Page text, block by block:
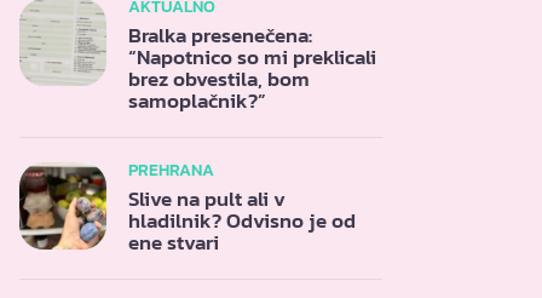
AKTUALNO
Bralka presenečena:
“Napotnico so mi preklicali
brez obvestila, bom
samoplačnik?”
PREHRANA
Slive na pult ali v
hladilnik? Odvisno je od
ene stvari